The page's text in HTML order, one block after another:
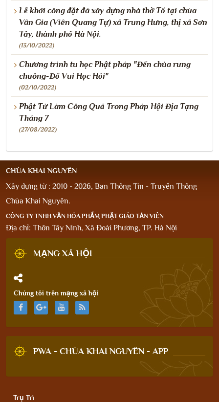
Lễ khởi công đặt đá xây dựng nhà thờ Tổ tại chùa
Vân Gia (Viên Quang Tự) xã Trung Hưng, thị xã Sơn
Tây, thành phố Hà Nội.
(13/10/2022)
Chương trình tu học Phật pháp "Đến chùa rung
chuông-Đố Vui Học Hỏi"
(02/10/2022)
Phật Tử Làm Công Quả Trong Pháp Hội Địa Tạng
Tháng 7
(27/08/2022)
CHÙA KHAI NGUYÊN
Xây dựng từ : 2010 - 2026, Ban Thông Tin - Truyền Thông
Chùa Khai Nguyên.
CÔNG TY TNHH VĂN HÓA PHẨM PHẬT GIÁO TẢN VIÊN
Địa chỉ: Thôn Tây Ninh, Xã Đoài Phương, TP. Hà Nội
MẠNG XÃ HỘI
Chúng tôi trên mạng xã hội
PWA - CHÙA KHAI NGUYÊN - APP
Trụ Trì